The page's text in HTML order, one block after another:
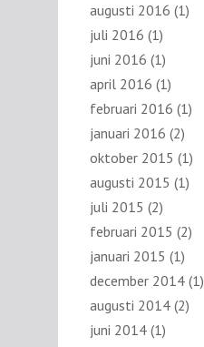
augusti 2016 (1)
juli 2016 (1)
juni 2016 (1)
april 2016 (1)
februari 2016 (1)
januari 2016 (2)
oktober 2015 (1)
augusti 2015 (1)
juli 2015 (2)
februari 2015 (2)
januari 2015 (1)
december 2014 (1)
augusti 2014 (2)
juni 2014 (1)